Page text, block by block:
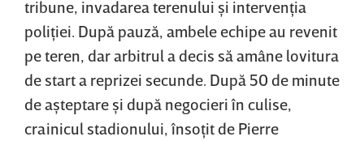
tribune, invadarea terenului şi intervenţia
poliţiei. După pauză, ambele echipe au revenit
pe teren, dar arbitrul a decis să amâne lovitura
de start a reprizei secunde. După 50 de minute
de aşteptare şi după negocieri în culise,
crainicul stadionului, însoţit de Pierre